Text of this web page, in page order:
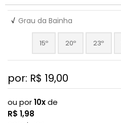
√ Grau da Bainha
15º 20º 23º
por: R$ 19,00
ou por10xde
R$ 1,98